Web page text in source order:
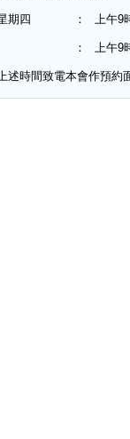
期四 ： 上午9
： 上午9
述時間致電本會作預約